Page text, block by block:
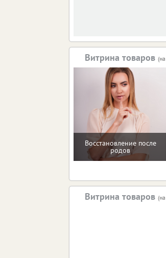
Витрина товаров
Восстановление после
родов
Витрина товаров